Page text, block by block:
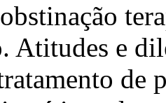
Atitudes e
de